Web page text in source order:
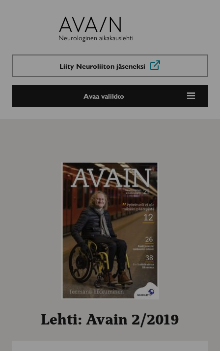
Avain-
lehti
Neurologinen aikakauslehti
Liity Neuroliiton jäseneksi
Avaa valikko
Lehti: Avain 2/2019